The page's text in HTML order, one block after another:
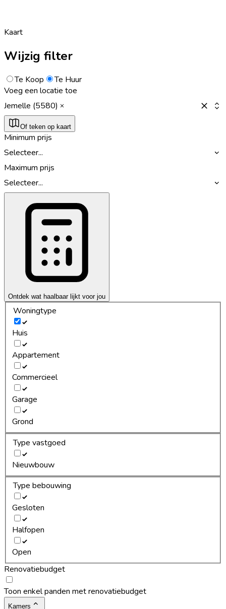
Kaart
Wijzig filter
Te Koop
Te Huur
Voeg een locatie toe
Jemelle (5580)
Of teken op kaart
Minimum prijs
Selecteer...
Maximum prijs
Selecteer...
Ontdek wat haalbaar lijkt voor jou
Woningtype
Huis
Appartement
Commercieel
Garage
Grond
Type vastgoed
Nieuwbouw
Type bebouwing
Gesloten
Halfopen
Open
Renovatiebudget
Toon enkel panden met renovatiebudget
Kamers